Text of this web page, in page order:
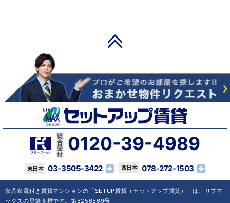
0120-39-4989
03-3505-3422 078-272-1503
家具家電付き賃貸マンションの「SETUP賃貸（セットアップ賃貸）」は、リブマ
ックスの登録商標です。第5256569号